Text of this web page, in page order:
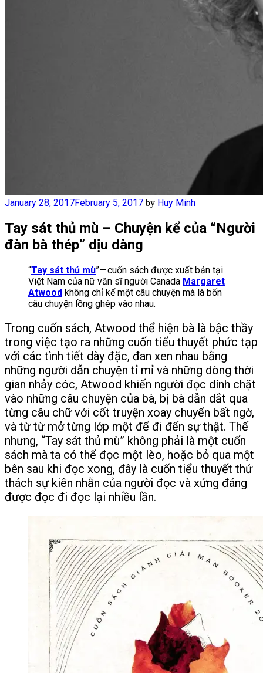
Posted
January 28, 2017February 5, 2017 by Huy Minh
Tay sát thủ mù – Chuyện kể của “Người
đàn bà thép” dịu dàng
“Tay sát thủ mù” — cuốn sách được xuất bản tại
Việt Nam của nữ văn sĩ người Canada Margaret
Atwood không chỉ kể một câu chuyện mà là bốn
câu chuyện lồng ghép vào nhau.
Trong cuốn sách, Atwood thể hiện bà là bậc thầy
trong việc tạo ra những cuốn tiểu thuyết phức tạp
với các tình tiết dày đặc, đan xen nhau bằng
những người dẫn chuyện tỉ mỉ và những dòng thời
gian nhảy cóc, Atwood khiến người đọc dính chặt
vào những câu chuyện của bà, bị bà dẫn dắt qua
từng câu chữ với cốt truyện xoay chuyển bất ngờ,
và từ từ mở từng lớp một để đi đến sự thật. Thế
nhưng, “Tay sát thủ mù” không phải là một cuốn
sách mà ta có thể đọc một lèo, hoặc bỏ qua một
bên sau khi đọc xong, đây là cuốn tiểu thuyết thử
thách sự kiên nhẫn của người đọc và xứng đáng
được đọc đi đọc lại nhiều lần.